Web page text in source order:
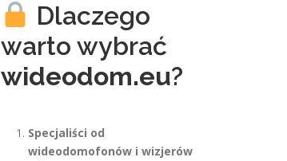
Dlaczego
warto wybrać
wideodom.eu?
Specjaliści od
wideodomofonów i wizjerów